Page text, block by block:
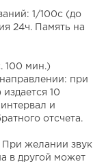
1/100с (до
24ч. Память на
100 мин.)
при
10
и
отсчета.
желании звук
в другой может